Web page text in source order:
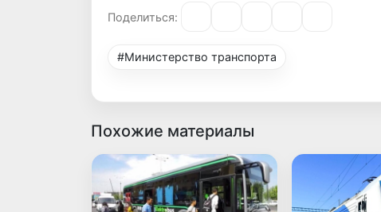
Поделиться:
#Министерство транспорта
Похожие материалы